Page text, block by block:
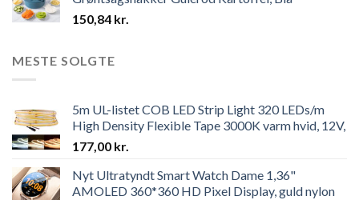
150,84 kr.
MESTE SOLGTE
5m UL-listet COB LED Strip Light 320 LEDs/m
High Density Flexible Tape 3000K varm hvid, 12V,
177,00 kr.
Nyt Ultratyndt Smart Watch Dame 1,36"
AMOLED 360*360 HD Pixel Display, guld nylon